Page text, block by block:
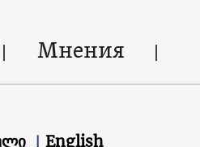
Мнения
English